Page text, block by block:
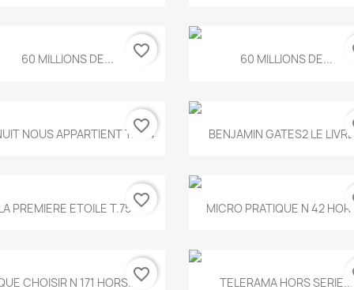
Aperçu rapide
60 MILLIONS DE... favorite_border Aperçu rapide
60 MILLIONS DE...
Aperçu rapide
NOUS APPARTIENT T.634
favorite_border Aperçu rapide
BENJAMIN GATES2 LE
Aperçu rapide
PREMIERE ETOILE T.755favorite_border Aperçu rapide
MICRO PRATIQUE N 42
Aperçu rapide
CHOISIR N 171 HORS...favorite_border Aperçu rapide
TELERAMA HORS SERIE...